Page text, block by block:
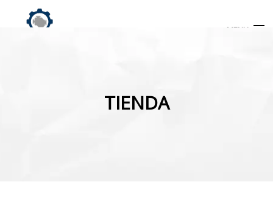
MENU
TIENDA